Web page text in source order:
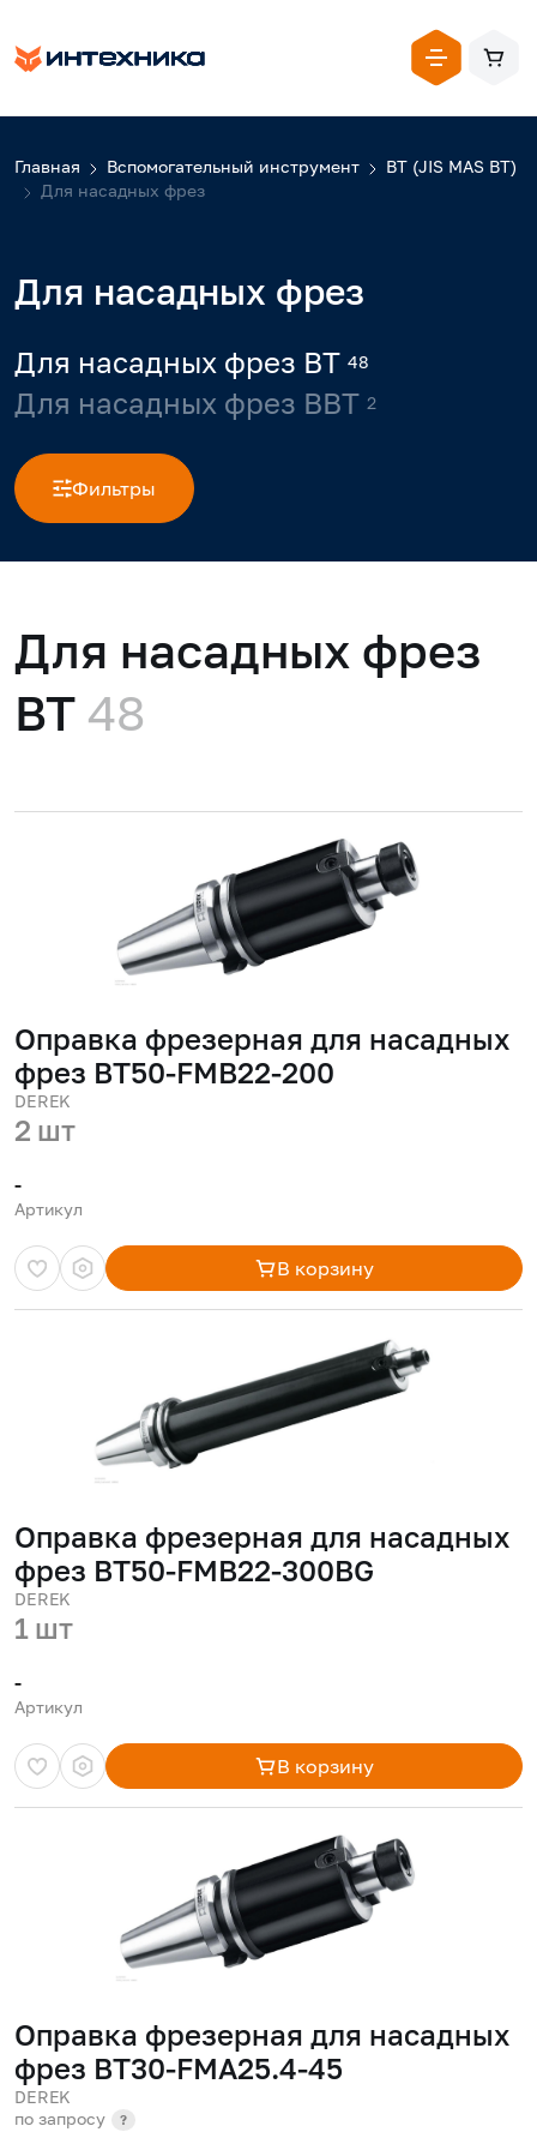
Главная Вспомогательный инструмент
BT (JIS MAS BT)
Для насадных фрез
Для насадных фрез
Для насадных фрез BT 48
Для насадных фрез BBT 2
Фильтры
Для насадных фрез
BT 48
Оправка фрезерная для насадных
фрез BT50-FMB22-200
DEREK
2 шт
-
Артикул
В корзину
Оправка фрезерная для насадных
фрез BT50-FMB22-300BG
DEREK
1 шт
-
Артикул
В корзину
Оправка фрезерная для насадных
фрез BT30-FMA25.4-45
DEREK
по запросу
?